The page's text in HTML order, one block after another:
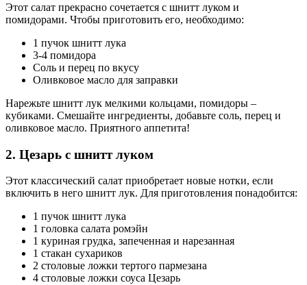
Этот салат прекрасно сочетается с шнитт луком и
помидорами. Чтобы приготовить его, необходимо:
1 пучок шнитт лука
3-4 помидора
Соль и перец по вкусу
Оливковое масло для заправки
Нарежьте шнитт лук мелкими кольцами, помидоры –
кубиками. Смешайте ингредиенты, добавьте соль, перец и
оливковое масло. Приятного аппетита!
2. Цезарь с шнитт луком
Этот классический салат приобретает новые нотки, если
включить в него шнитт лук. Для приготовления понадобится:
1 пучок шнитт лука
1 головка салата ромэйн
1 куриная грудка, запеченная и нарезанная
1 стакан сухариков
2 столовые ложки тертого пармезана
4 столовые ложки соуса Цезарь